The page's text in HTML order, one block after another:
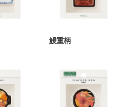
鰻重柄